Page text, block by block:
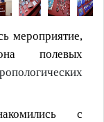
мероприятие,
полевых
с